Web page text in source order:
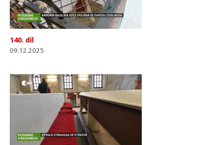
140. díl
09.12.2025